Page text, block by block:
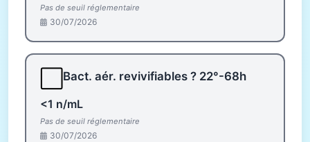
Pas de seuil réglementaire
30/07/2026
Bact. aér. revivifiables ? 22°-68h
<1 n/mL
Pas de seuil réglementaire
30/07/2026